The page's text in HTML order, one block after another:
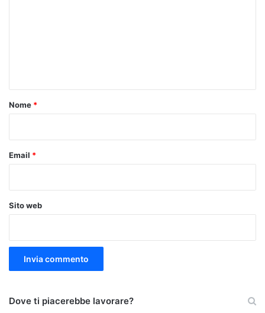
o
Nome *
Email *
Sito web
Dove ti piacerebbe lavorare?